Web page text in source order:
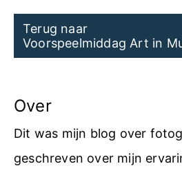
Post
navigation
Terug naar
Voorspeelmiddag Art in
Over
Dit was mijn blog over
geschreven over mijn